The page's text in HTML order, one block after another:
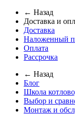
← Назад
Доставка и
Доставка
Наложенный
Оплата
Рассрочка
← Назад
Блог
Школа
Выбор и
Монтаж и